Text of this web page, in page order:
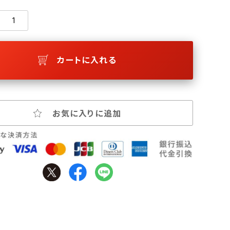
カートに入れる
お気に入りに追加